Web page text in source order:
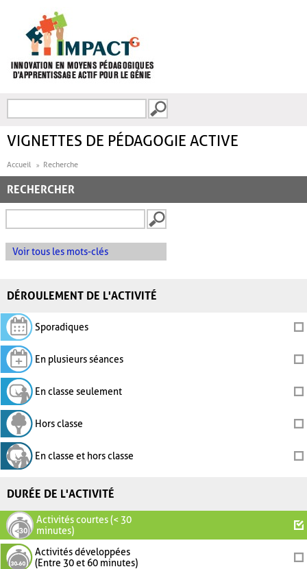
FORMULAIRE DE
VIGNETTES DE PÉDAGOGIE ACTIVE
Accueil Recherche
RECHERCHER
Voir tous les mots-clés
DÉROULEMENT DE L'ACTIVITÉ
Sporadiques
En plusieurs séances
En classe seulement
Hors classe
En classe et hors classe
DURÉE DE L'ACTIVITÉ
Activités courtes (< 30
minutes)
Activités développées
(Entre 30 et 60 minutes)